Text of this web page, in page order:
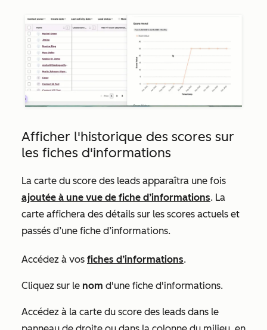
Afficher l'historique des scores sur
les fiches d'informations
La carte du score des leads apparaîtra une fois
ajoutée à une vue de fiche d’informations. La
carte affichera des détails sur les scores actuels et
passés d’une fiche d’informations.
Accédez à vos fiches d’informations.
Cliquez sur le nom d'une fiche d'informations.
Accédez à la carte du score des leads dans le